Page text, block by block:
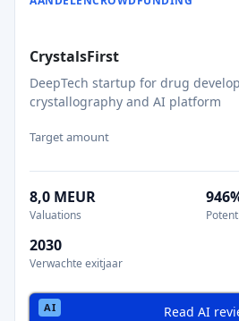
CrystalsFirst
DeepTech startup for drug
crystallography and AI platform
Target amount
8,0 MEUR
Valuations
2030
Verwachte exitjaar
Read AI